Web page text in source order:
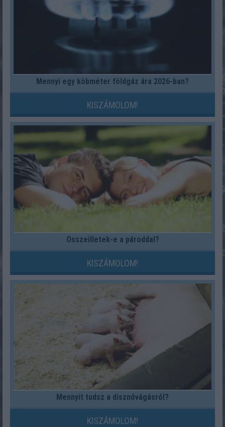
Mennyi egy köbméter földgáz ára 2026-ban?
KISZÁMOLOM!
Összeilletek-e a pároddal?
KISZÁMOLOM!
Mennyit tudsz a disznóvágásról?
KISZÁMOLOM!